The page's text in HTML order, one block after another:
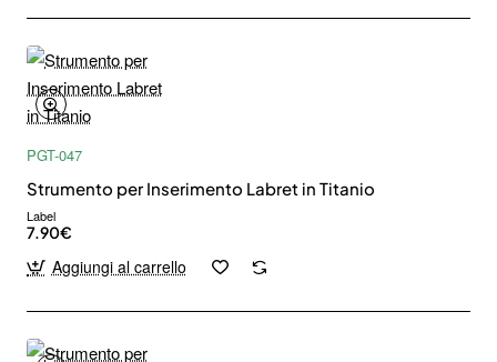
PGT-047
Strumento per Inserimento Labret in Titanio
Label
7.90€
Aggiungi al carrello